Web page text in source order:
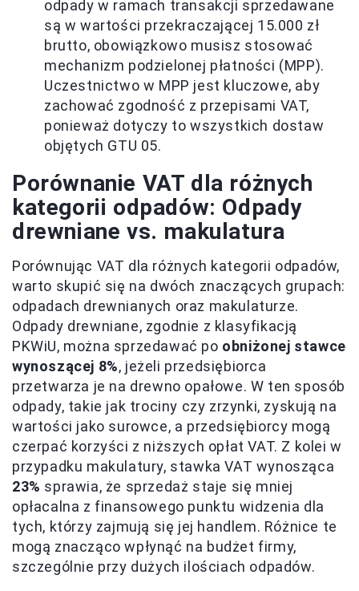
odpady w ramach transakcji sprzedawane
są w wartości przekraczającej 15.000 zł
brutto, obowiązkowo musisz stosować
mechanizm podzielonej płatności (MPP).
Uczestnictwo w MPP jest kluczowe, aby
zachować zgodność z przepisami VAT,
ponieważ dotyczy to wszystkich dostaw
objętych GTU 05.
Porównanie VAT dla różnych
kategorii odpadów: Odpady
drewniane vs. makulatura
Porównując VAT dla różnych kategorii odpadów,
warto skupić się na dwóch znaczących grupach:
odpadach drewnianych oraz makulaturze.
Odpady drewniane, zgodnie z klasyfikacją
PKWiU, można sprzedawać po obniżonej stawce
wynoszącej 8%, jeżeli przedsiębiorca
przetwarza je na drewno opałowe. W ten sposób
odpady, takie jak trociny czy zrzynki, zyskują na
wartości jako surowce, a przedsiębiorcy mogą
czerpać korzyści z niższych opłat VAT. Z kolei w
przypadku makulatury, stawka VAT wynosząca
23% sprawia, że sprzedaż staje się mniej
opłacalna z finansowego punktu widzenia dla
tych, którzy zajmują się jej handlem. Różnice te
mogą znacząco wpłynąć na budżet firmy,
szczególnie przy dużych ilościach odpadów.